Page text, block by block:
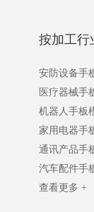
按加工行
安防设备手
医疗器械手
机器人手板
家用电器手
通讯产品手
汽车配件手
查看更多 +